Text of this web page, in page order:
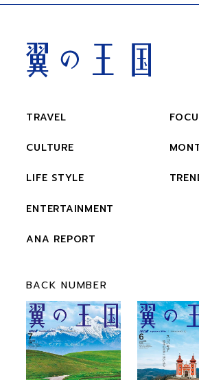
TRAVEL
CULTURE
LIFE STYLE
ENTERTAINMENT
ANA REPORT
BACK NUMBER